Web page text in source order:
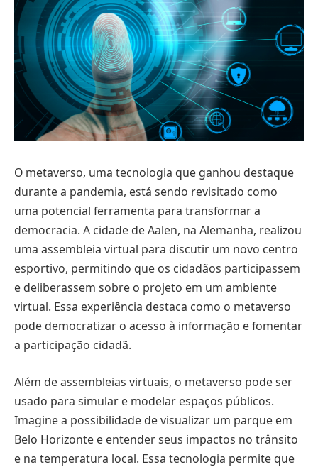
O metaverso, uma tecnologia que ganhou destaque
durante a pandemia, está sendo revisitado como
uma potencial ferramenta para transformar a
democracia. A cidade de Aalen, na Alemanha, realizou
uma assembleia virtual para discutir um novo centro
esportivo, permitindo que os cidadãos participassem
e deliberassem sobre o projeto em um ambiente
virtual. Essa experiência destaca como o metaverso
pode democratizar o acesso à informação e fomentar
a participação cidadã.
Além de assembleias virtuais, o metaverso pode ser
usado para simular e modelar espaços públicos.
Imagine a possibilidade de visualizar um parque em
Belo Horizonte e entender seus impactos no trânsito
e na temperatura local. Essa tecnologia permite que